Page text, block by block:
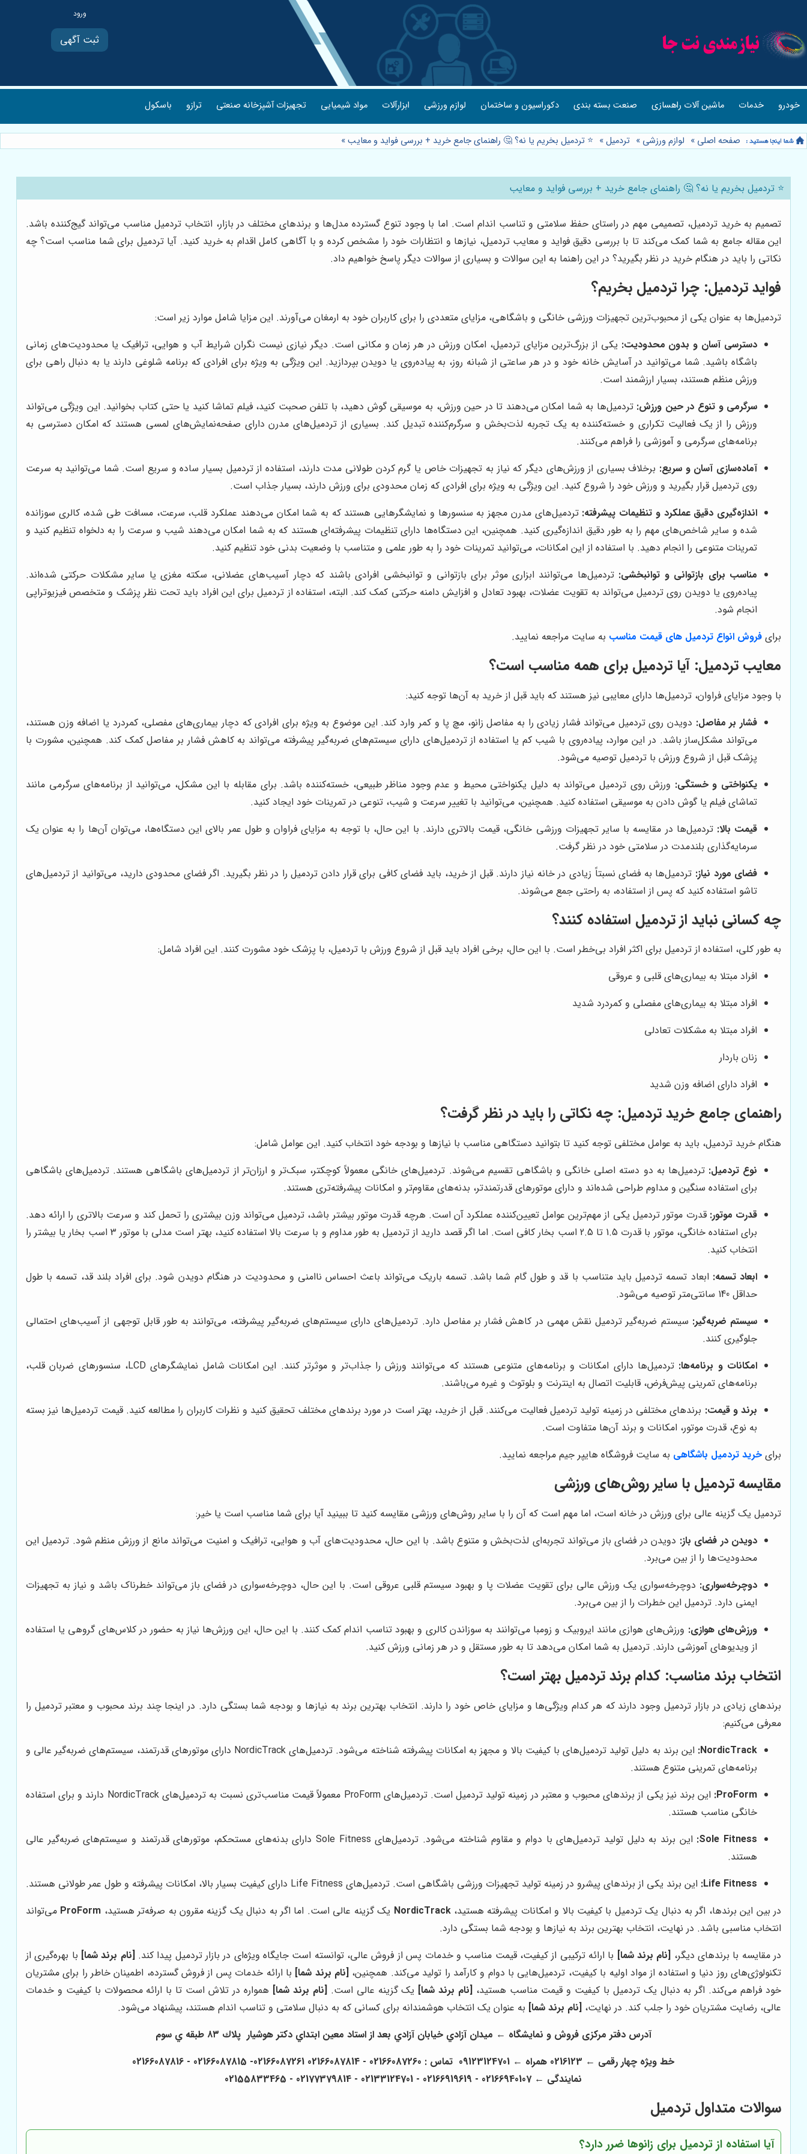
ثبت آگهی
خودرو خدمات ماشین آلات راهسازی صنعت بسته بندی دکوراسیون و ساختمان لوازم ورزشی ابزارآلات مواد شیمیایی تجهیزات آشپزخانه صنعتی ترازو باسکول
صفحه اصلی » لوازم ورزشی » تردمیل» ⭐️ تردمیل بخریم یا نه؟ 🤔 راهنمای جامع خرید + بررسی فواید و معایب»
⭐️ تردمیل بخریم یا نه؟ 🤔 راهنمای جامع خرید + بررسی فواید و معایب
تصمیم به خرید تردمیل، تصمیمی مهم در راستای حفظ سلامتی و تناسب اندام است. اما با وجود تنوع گسترده مدل‌ها و برندهای مختلف در بازار، انتخاب تردمیل مناسب می‌تواند گیج‌کننده باشد.
این مقاله جامع به شما کمک می‌کند تا با بررسی دقیق فواید و معایب تردمیل، نیازها و انتظارات خود را مشخص کرده و با آگاهی کامل اقدام به خرید کنید. آیا تردمیل برای شما مناسب است؟ چه
نکاتی را باید در هنگام خرید در نظر بگیرید؟ در این راهنما به این سوالات و بسیاری از سوالات دیگر پاسخ خواهیم داد.
فواید تردمیل: چرا تردمیل بخریم؟
تردمیل‌ها به عنوان یکی از محبوب‌ترین تجهیزات ورزشی خانگی و باشگاهی، مزایای متعددی را برای کاربران خود به ارمغان می‌آورند. این مزایا شامل موارد زیر است:
دسترسی آسان و بدون محدودیت: یکی از بزرگ‌ترین مزایای تردمیل، امکان ورزش در هر زمان و مکانی است. دیگر نیازی نیست نگران شرایط آب و هوایی، ترافیک یا محدودیت‌های زمانی
باشگاه باشید. شما می‌توانید در آسایش خانه خود و در هر ساعتی از شبانه روز، به پیاده‌روی یا دویدن بپردازید. این ویژگی به ویژه برای افرادی که برنامه شلوغی دارند یا به دنبال راهی برای
ورزش منظم هستند، بسیار ارزشمند است.
سرگرمی و تنوع در حین ورزش: تردمیل‌ها به شما امکان می‌دهند تا در حین ورزش، به موسیقی گوش دهید، با تلفن صحبت کنید، فیلم تماشا کنید یا حتی کتاب بخوانید. این ویژگی می‌تواند
ورزش را از یک فعالیت تکراری و خسته‌کننده به یک تجربه لذت‌بخش و سرگرم‌کننده تبدیل کند. بسیاری از تردمیل‌های مدرن دارای صفحه‌نمایش‌های لمسی هستند که امکان دسترسی به
برنامه‌های سرگرمی و آموزشی را فراهم می‌کنند.
آماده‌سازی آسان و سریع: برخلاف بسیاری از ورزش‌های دیگر که نیاز به تجهیزات خاص یا گرم کردن طولانی مدت دارند، استفاده از تردمیل بسیار ساده و سریع است. شما می‌توانید به سرعت
روی تردمیل قرار بگیرید و ورزش خود را شروع کنید. این ویژگی به ویژه برای افرادی که زمان محدودی برای ورزش دارند، بسیار جذاب است.
اندازه‌گیری دقیق عملکرد و تنظیمات پیشرفته: تردمیل‌های مدرن مجهز به سنسورها و نمایشگرهایی هستند که به شما امکان می‌دهند عملکرد قلب، سرعت، مسافت طی شده، کالری سوزانده
شده و سایر شاخص‌های مهم را به طور دقیق اندازه‌گیری کنید. همچنین، این دستگاه‌ها دارای تنظیمات پیشرفته‌ای هستند که به شما امکان می‌دهند شیب و سرعت را به دلخواه تنظیم کنید و
تمرینات متنوعی را انجام دهید. با استفاده از این امکانات، می‌توانید تمرینات خود را به طور علمی و متناسب با وضعیت بدنی خود تنظیم کنید.
مناسب برای بازتوانی و توانبخشی: تردمیل‌ها می‌توانند ابزاری موثر برای بازتوانی و توانبخشی افرادی باشند که دچار آسیب‌های عضلانی، سکته مغزی یا سایر مشکلات حرکتی شده‌اند.
پیاده‌روی یا دویدن روی تردمیل می‌تواند به تقویت عضلات، بهبود تعادل و افزایش دامنه حرکتی کمک کند. البته، استفاده از تردمیل برای این افراد باید تحت نظر پزشک و متخصص فیزیوتراپی
انجام شود.
برای فروش انواع تردمیل های قیمت مناسب به سایت مراجعه نمایید.
معایب تردمیل: آیا تردمیل برای همه مناسب است؟
با وجود مزایای فراوان، تردمیل‌ها دارای معایبی نیز هستند که باید قبل از خرید به آن‌ها توجه کنید:
فشار بر مفاصل: دویدن روی تردمیل می‌تواند فشار زیادی را به مفاصل زانو، مچ پا و کمر وارد کند. این موضوع به ویژه برای افرادی که دچار بیماری‌های مفصلی، کمردرد یا اضافه وزن هستند،
می‌تواند مشکل‌ساز باشد. در این موارد، پیاده‌روی با شیب کم یا استفاده از تردمیل‌های دارای سیستم‌های ضربه‌گیر پیشرفته می‌تواند به کاهش فشار بر مفاصل کمک کند. همچنین، مشورت با
پزشک قبل از شروع ورزش با تردمیل توصیه می‌شود.
یکنواختی و خستگی: ورزش روی تردمیل می‌تواند به دلیل یکنواختی محیط و عدم وجود مناظر طبیعی، خسته‌کننده باشد. برای مقابله با این مشکل، می‌توانید از برنامه‌های سرگرمی مانند
تماشای فیلم یا گوش دادن به موسیقی استفاده کنید. همچنین، می‌توانید با تغییر سرعت و شیب، تنوعی در تمرینات خود ایجاد کنید.
قیمت بالا: تردمیل‌ها در مقایسه با سایر تجهیزات ورزشی خانگی، قیمت بالاتری دارند. با این حال، با توجه به مزایای فراوان و طول عمر بالای این دستگاه‌ها، می‌توان آن‌ها را به عنوان یک
سرمایه‌گذاری بلندمدت در سلامتی خود در نظر گرفت.
فضای مورد نیاز: تردمیل‌ها به فضای نسبتاً زیادی در خانه نیاز دارند. قبل از خرید، باید فضای کافی برای قرار دادن تردمیل را در نظر بگیرید. اگر فضای محدودی دارید، می‌توانید از تردمیل‌های
تاشو استفاده کنید که پس از استفاده، به راحتی جمع می‌شوند.
چه کسانی نباید از تردمیل استفاده کنند؟
به طور کلی، استفاده از تردمیل برای اکثر افراد بی‌خطر است. با این حال، برخی افراد باید قبل از شروع ورزش با تردمیل، با پزشک خود مشورت کنند. این افراد شامل:
افراد مبتلا به بیماری‌های قلبی و عروقی
افراد مبتلا به بیماری‌های مفصلی و کمردرد شدید
افراد مبتلا به مشکلات تعادلی
زنان باردار
افراد دارای اضافه وزن شدید
راهنمای جامع خرید تردمیل: چه نکاتی را باید در نظر گرفت؟
هنگام خرید تردمیل، باید به عوامل مختلفی توجه کنید تا بتوانید دستگاهی مناسب با نیازها و بودجه خود انتخاب کنید. این عوامل شامل:
نوع تردمیل: تردمیل‌ها به دو دسته اصلی خانگی و باشگاهی تقسیم می‌شوند. تردمیل‌های خانگی معمولاً کوچکتر، سبک‌تر و ارزان‌تر از تردمیل‌های باشگاهی هستند. تردمیل‌های باشگاهی
برای استفاده سنگین و مداوم طراحی شده‌اند و دارای موتورهای قدرتمندتر، بدنه‌های مقاوم‌تر و امکانات پیشرفته‌تری هستند.
قدرت موتور: قدرت موتور تردمیل یکی از مهم‌ترین عوامل تعیین‌کننده عملکرد آن است. هرچه قدرت موتور بیشتر باشد، تردمیل می‌تواند وزن بیشتری را تحمل کند و سرعت بالاتری را ارائه دهد.
برای استفاده خانگی، موتور با قدرت 1.5 تا 2.5 اسب بخار کافی است. اما اگر قصد دارید از تردمیل به طور مداوم و با سرعت بالا استفاده کنید، بهتر است مدلی با موتور 3 اسب بخار یا بیشتر را
انتخاب کنید.
ابعاد تسمه: ابعاد تسمه تردمیل باید متناسب با قد و طول گام شما باشد. تسمه باریک می‌تواند باعث احساس ناامنی و محدودیت در هنگام دویدن شود. برای افراد بلند قد، تسمه با طول
حداقل 140 سانتی‌متر توصیه می‌شود.
سیستم ضربه‌گیر: سیستم ضربه‌گیر تردمیل نقش مهمی در کاهش فشار بر مفاصل دارد. تردمیل‌های دارای سیستم‌های ضربه‌گیر پیشرفته، می‌توانند به طور قابل توجهی از آسیب‌های احتمالی
جلوگیری کنند.
امکانات و برنامه‌ها:
تردمیل‌ها دارای امکانات و برنامه‌های متنوعی هستند که می‌توانند ورزش را جذاب‌تر و موثرتر کنند. این امکانات شامل نمایشگرهای LCD، سنسورهای ضربان قلب،
برنامه‌های تمرینی پیش‌فرض، قابلیت اتصال به اینترنت و بلوتوث و غیره می‌باشند.
برند و قیمت: برندهای مختلفی در زمینه تولید تردمیل فعالیت می‌کنند. قبل از خرید، بهتر است در مورد برندهای مختلف تحقیق کنید و نظرات کاربران را مطالعه کنید. قیمت تردمیل‌ها نیز بسته
به نوع، قدرت موتور، امکانات و برند آن‌ها متفاوت است.
برای خرید تردمیل باشگاهی به سایت فروشگاه هایپر جیم مراجعه نمایید.
مقایسه تردمیل با سایر روش‌های ورزشی
تردمیل یک گزینه عالی برای ورزش در خانه است، اما مهم است که آن را با سایر روش‌های ورزشی مقایسه کنید تا ببینید آیا برای شما مناسب است یا خیر:
دویدن در فضای باز: دویدن در فضای باز می‌تواند تجربه‌ای لذت‌بخش و متنوع باشد. با این حال، محدودیت‌های آب و هوایی، ترافیک و امنیت می‌تواند مانع از ورزش منظم شود. تردمیل این
محدودیت‌ها را از بین می‌برد.
دوچرخه‌سواری: دوچرخه‌سواری یک ورزش عالی برای تقویت عضلات پا و بهبود سیستم قلبی عروقی است. با این حال، دوچرخه‌سواری در فضای باز می‌تواند خطرناک باشد و نیاز به تجهیزات
ایمنی دارد. تردمیل این خطرات را از بین می‌برد.
ورزش‌های هوازی: ورزش‌های هوازی مانند ایروبیک و زومبا می‌توانند به سوزاندن کالری و بهبود تناسب اندام کمک کنند. با این حال، این ورزش‌ها نیاز به حضور در کلاس‌های گروهی یا استفاده
از ویدیوهای آموزشی دارند. تردمیل به شما امکان می‌دهد تا به طور مستقل و در هر زمانی ورزش کنید.
انتخاب برند مناسب: کدام برند تردمیل بهتر است؟
برندهای زیادی در بازار تردمیل وجود دارند که هر کدام ویژگی‌ها و مزایای خاص خود را دارند. انتخاب بهترین برند به نیازها و بودجه شما بستگی دارد. در اینجا چند برند محبوب و معتبر تردمیل را
معرفی می‌کنیم:
NordicTrack
:
این برند به دلیل تولید تردمیل‌های با کیفیت بالا و مجهز به امکانات پیشرفته شناخته می‌شود. تردمیل‌های NordicTrack دارای موتورهای قدرتمند، سیستم‌های ضربه‌گیر عالی و
برنامه‌های تمرینی متنوع هستند.
ProForm
:
این برند نیز یکی از برندهای محبوب و معتبر در زمینه تولید تردمیل است. تردمیل‌های ProForm معمولاً قیمت مناسب‌تری نسبت به تردمیل‌های NordicTrack دارند و برای استفاده
خانگی مناسب هستند.
Sole Fitness
:
این برند به دلیل تولید تردمیل‌های با دوام و مقاوم شناخته می‌شود. تردمیل‌های Sole Fitness دارای بدنه‌های مستحکم، موتورهای قدرتمند و سیستم‌های ضربه‌گیر عالی
هستند.
Life Fitness
: این برند یکی از برندهای پیشرو در زمینه تولید تجهیزات ورزشی باشگاهی است. تردمیل‌های Life Fitness دارای کیفیت بسیار بالا، امکانات پیشرفته و طول عمر طولانی هستند.
در بین این برندها، اگر به دنبال یک تردمیل با کیفیت بالا و امکانات پیشرفته هستید،NordicTrack یک گزینه عالی است. اما اگر به دنبال یک گزینه مقرون به صرفه‌تر هستید، ProForm می‌تواند
انتخاب مناسبی باشد. در نهایت، انتخاب بهترین برند به نیازها و بودجه شما بستگی دارد.
در مقایسه با برندهای دیگر، [نام برند شما] با ارائه ترکیبی از کیفیت، قیمت مناسب و خدمات پس از فروش عالی، توانسته است جایگاه ویژه‌ای در بازار تردمیل پیدا کند. [نام برند شما] با بهره‌گیری از
تکنولوژی‌های روز دنیا و استفاده از مواد اولیه با کیفیت، تردمیل‌هایی با دوام و کارآمد را تولید می‌کند. همچنین، [نام برند شما] با ارائه خدمات پس از فروش گسترده، اطمینان خاطر را برای مشتریان
خود فراهم می‌کند. اگر به دنبال یک تردمیل با کیفیت و قیمت مناسب هستید، [نام برند شما] یک گزینه عالی است. [نام برند شما] همواره در تلاش است تا با ارائه محصولات با کیفیت و خدمات
عالی، رضایت مشتریان خود را جلب کند. در نهایت، [نام برند شما] به عنوان یک انتخاب هوشمندانه برای کسانی که به دنبال سلامتی و تناسب اندام هستند، پیشنهاد می‌شود.
آدرس دفتر مرکزی فروش و نمایشگاه ← ميدان آزادي خيابان آزادي بعد از استاد معين ابتداي دكتر هوشيار پلاك ٨٣ طبقه ي سوم
خط ویژه چهار رقمی ← 0216123 همراه ← 09123124701 تماس : 02166087260 - 02166087261 02166087814- 02166087815 - 02166087816
نمایندگی ← 02166940107
- 02166919619 - 02133124701 - 02177379814 - 02155833465
سوالات متداول تردمیل
آیا استفاده از تردمیل برای زانوها ضرر دارد؟